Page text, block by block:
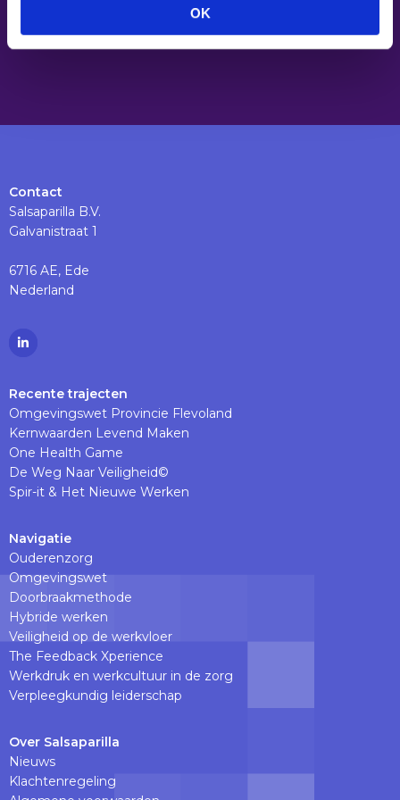
OK
Contact
Salsaparilla B.V.
Galvanistraat 1
6716 AE, Ede
Nederland
Ga
Linkedinpagina
Recente trajecten
Omgevingswet Provincie Flevoland
Kernwaarden Levend Maken
One Health Game
De Weg Naar Veiligheid©
Spir-it & Het Nieuwe Werken
Navigatie
Ouderenzorg
Omgevingswet
Doorbraakmethode
Hybride werken
Veiligheid op de werkvloer
The Feedback Xperience
Werkdruk en werkcultuur in de zorg
Verpleegkundig leiderschap
Over Salsaparilla
Nieuws
Klachtenregeling